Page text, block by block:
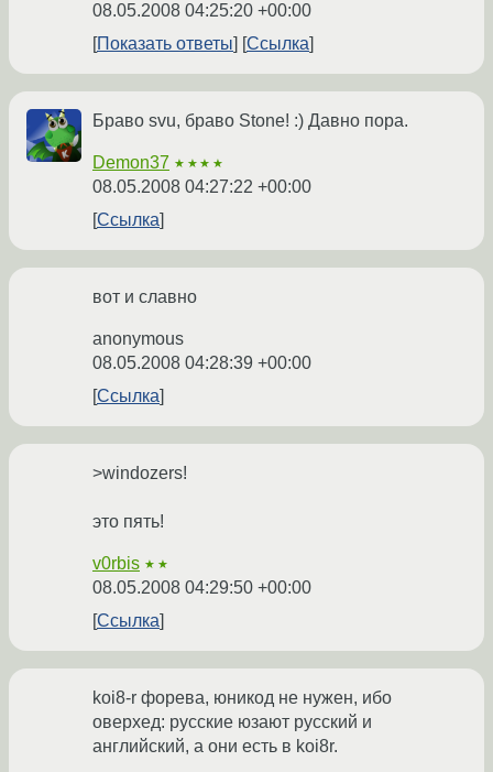
08.05.2008 04:25:20 +00:00
Показать ответы
Ссылка
Браво svu, браво Stone! :) Давно пора.
Demon37 ★★★★
08.05.2008 04:27:22 +00:00
Ссылка
вот и славно
anonymous
08.05.2008 04:28:39 +00:00
Ссылка
>windozers!
это пять!
v0rbis ★★
08.05.2008 04:29:50 +00:00
Ссылка
koi8-r форева, юникод не нужен, ибо
оверхед: русские юзают русский и
английский, а они есть в koi8r.